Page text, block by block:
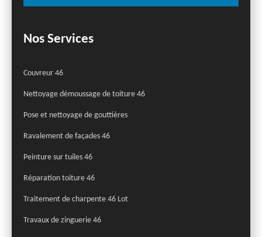
Nos Services
Couvreur 46
Nettoyage démoussage de toiture 46
Pose et nettoyage de gouttières
Ravalement de façades 46
Peinture sur tuiles 46
Réparation toiture 46
Traitement de charpente 46 Lot
Travaux de zinguerie 46